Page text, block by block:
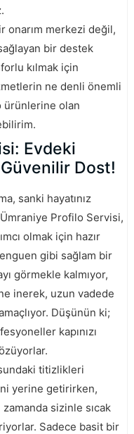
onarım merkezi değil,
bir destek
kılmak için
ne denli önemli
ürünlerine olan
Evdeki
Dost!
sanki hayatınız
Profilo Servisi,
olmak için hazır
gibi sağlam bir
görmekle kalmıyor,
inerek, uzun vadede
Düşünün ki;
kapınızı
titizlikleri
yerine getirirken,
sizinle sıcak
Sadece basit bir